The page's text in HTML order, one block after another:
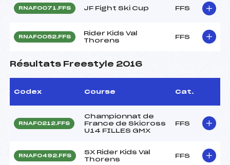
RNAF0071.FFS JF Fight Ski Cup FFS
RNAF0052.FFS
Rider Kids Val
Thorens
FFS
Résultats Freestyle 2016
Codex Course Cat.
RNAF0212.FFS
Championnat de
France de Skicross
U14 FILLES GMX
FFS
RNAF0492.FFS
SX Rider Kids Val
Thorens
FFS